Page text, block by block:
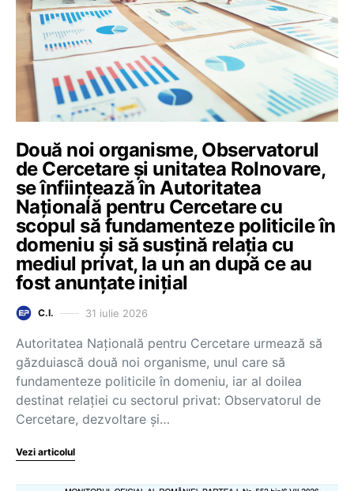
Două noi organisme, Observatorul
de Cercetare și unitatea RoInovare,
se înființează în Autoritatea
Națională pentru Cercetare cu
scopul să fundamenteze politicile în
domeniu și să susțină relația cu
mediul privat, la un an după ce au
fost anunțate inițial
C.I. 31 iulie 2026
Autoritatea Națională pentru Cercetare urmează să
găzduiască două noi organisme, unul care să
fundamenteze politicile în domeniu, iar al doilea
destinat relației cu sectorul privat: Observatorul de
Cercetare, dezvoltare și…
Vezi articolul